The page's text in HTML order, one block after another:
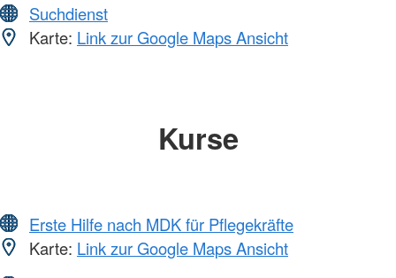
Suchdienst
Karte: Link zur Google Maps Ansicht
Kurse
Erste Hilfe nach MDK für Pflegekräfte
Karte: Link zur Google Maps Ansicht